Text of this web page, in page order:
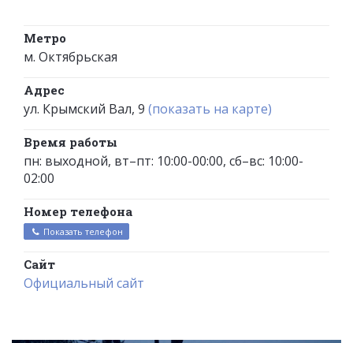
Метро
м. Октябрьская
Адрес
ул. Крымский Вал, 9 (показать на карте)
Время работы
пн: выходной, вт–пт: 10:00-00:00, сб–вс: 10:00-
02:00
Номер телефона
Показать телефон
Сайт
Официальный сайт